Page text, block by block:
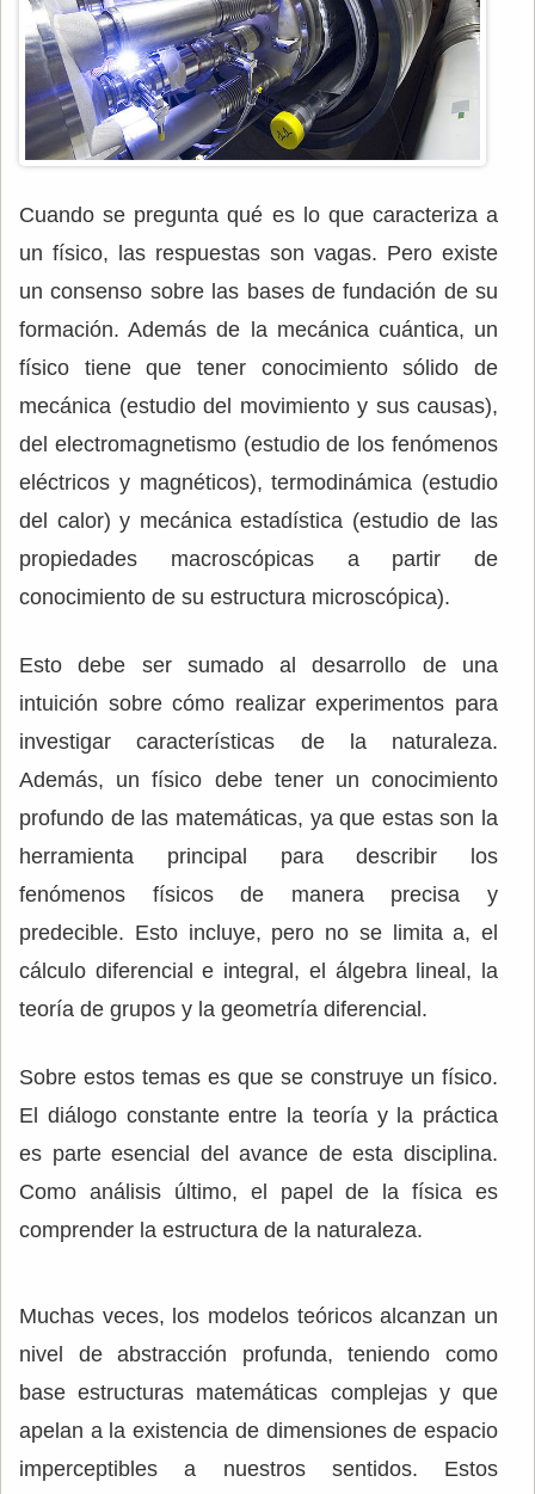
Cuando se pregunta qué es lo que caracteriza a
un físico, las respuestas son vagas. Pero existe
un consenso sobre las bases de fundación de su
formación. Además de la mecánica cuántica, un
físico tiene que tener conocimiento sólido de
mecánica (estudio del movimiento y sus causas),
del electromagnetismo (estudio de los fenómenos
eléctricos y magnéticos), termodinámica (estudio
del calor) y mecánica estadística (estudio de las
propiedades macroscópicas a partir de
conocimiento de su estructura microscópica).
Esto debe ser sumado al desarrollo de una
intuición sobre cómo realizar experimentos para
investigar características de la naturaleza.
Además, un físico debe tener un conocimiento
profundo de las matemáticas, ya que estas son la
herramienta principal para describir los
fenómenos físicos de manera precisa y
predecible. Esto incluye, pero no se limita a, el
cálculo diferencial e integral, el álgebra lineal, la
teoría de grupos y la geometría diferencial.
Sobre estos temas es que se construye un físico.
El diálogo constante entre la teoría y la práctica
es parte esencial del avance de esta disciplina.
Como análisis último, el papel de la física es
comprender la estructura de la naturaleza.
Muchas veces, los modelos teóricos alcanzan un
nivel de abstracción profunda, teniendo como
base estructuras matemáticas complejas y que
apelan a la existencia de dimensiones de espacio
imperceptibles a nuestros sentidos. Estos